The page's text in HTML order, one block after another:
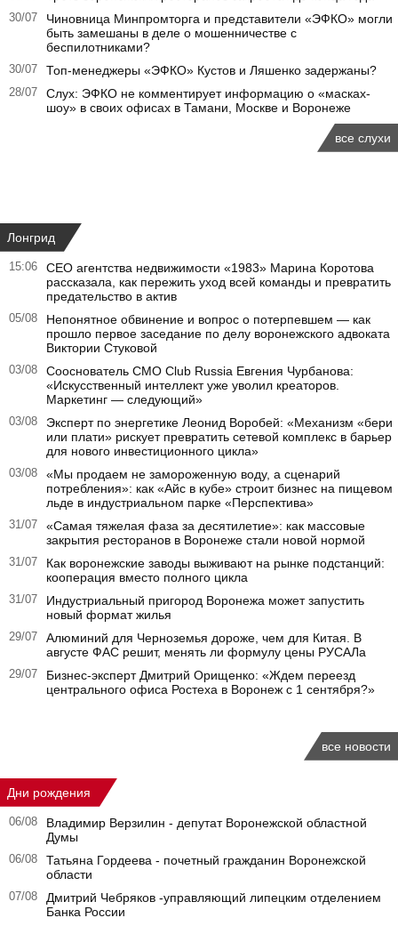
30/07
Чиновница Минпромторга и представители «ЭФКО» могли
быть замешаны в деле о мошенничестве с
беспилотниками?
30/07 Топ-менеджеры «ЭФКО» Кустов и Ляшенко задержаны?
28/07
Слух: ЭФКО не комментирует информацию о «масках-
шоу» в своих офисах в Тамани, Москве и Воронеже
все слухи
Лонгрид
15:06
CEO агентства недвижимости «1983» Марина Коротова
рассказала, как пережить уход всей команды и превратить
предательство в актив
05/08
Непонятное обвинение и вопрос о потерпевшем — как
прошло первое заседание по делу воронежского адвоката
Виктории Стуковой
03/08
Сооснователь CMO Club Russia Евгения Чурбанова:
«Искусственный интеллект уже уволил креаторов.
Маркетинг — следующий»
03/08
Эксперт по энергетике Леонид Воробей: «Механизм «бери
или плати» рискует превратить сетевой комплекс в барьер
для нового инвестиционного цикла»
03/08
«Мы продаем не замороженную воду, а сценарий
потребления»: как «Айс в кубе» строит бизнес на пищевом
льде в индустриальном парке «Перспектива»
31/07
«Самая тяжелая фаза за десятилетие»: как массовые
закрытия ресторанов в Воронеже стали новой нормой
31/07
Как воронежские заводы выживают на рынке подстанций:
кооперация вместо полного цикла
31/07
Индустриальный пригород Воронежа может запустить
новый формат жилья
29/07
Алюминий для Черноземья дороже, чем для Китая. В
августе ФАС решит, менять ли формулу цены РУСАЛа
29/07
Бизнес-эксперт Дмитрий Орищенко: «Ждем переезд
центрального офиса Ростеха в Воронеж с 1 сентября?»
все новости
Дни рождения
06/08
Владимир Верзилин - депутат Воронежской областной
Думы
06/08
Татьяна Гордеева - почетный гражданин Воронежской
области
07/08
Дмитрий Чебряков -управляющий липецким отделением
Банка России